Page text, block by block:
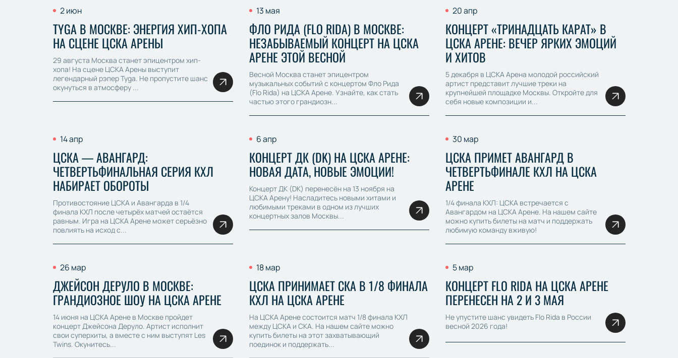
2 июн
TYGA В МОСКВЕ: ЭНЕРГИЯ ХИП-ХОПА
НА СЦЕНЕ ЦСКА АРЕНЫ
29 августа Москва станет эпицентром хип-
хопа! На сцене ЦСКА Арены выступит
легендарный рэпер Tyga. Не пропустите шанс
окунуться в атмосферу ...
13 мая
ФЛО РИДА (FLO RIDA) В МОСКВЕ:
НЕЗАБЫВАЕМЫЙ КОНЦЕРТ НА ЦСКА
АРЕНЕ ЭТОЙ ВЕСНОЙ
Весной Москва станет эпицентром
музыкальных событий с концертом Фло Рида
(Flo Rida) на ЦСКА Арене. Узнайте, как стать
частью этого грандиозн...
20 апр
КОНЦЕРТ «ТРИНАДЦАТЬ КАРАТ» В
ЦСКА АРЕНЕ: ВЕЧЕР ЯРКИХ ЭМОЦИЙ
И ХИТОВ
5 декабря в ЦСКА Арена молодой российский
артист представит лучшие треки на
крупнейшей площадке Москвы. Откройте для
себя новые композиции и...
14 апр
ЦСКА — АВАНГАРД:
ЧЕТВЕРТЬФИНАЛЬНАЯ СЕРИЯ КХЛ
НАБИРАЕТ ОБОРОТЫ
Противостояние ЦСКА и Авангарда в 1/4
финала КХЛ после четырёх матчей остаётся
равным. Игра на ЦСКА Арене может серьёзно
повлиять на исход с...
6 апр
КОНЦЕРТ ДК (DK) НА ЦСКА АРЕНЕ:
НОВАЯ ДАТА, НОВЫЕ ЭМОЦИИ!
Концерт ДК (DK) перенесён на 13 ноября на
ЦСКА Арену! Насладитесь новыми хитами и
любимыми треками в одном из лучших
концертных залов Москвы...
30 мар
ЦСКА ПРИМЕТ АВАНГАРД В
ЧЕТВЕРТЬФИНАЛЕ КХЛ НА ЦСКА
АРЕНЕ
1/4 финала КХЛ: ЦСКА встречается с
Авангардом на ЦСКА Арене. На нашем сайте
можно купить билеты на матч и поддержать
любимую команду вживую!
26 мар
ДЖЕЙСОН ДЕРУЛО В МОСКВЕ:
ГРАНДИОЗНОЕ ШОУ НА ЦСКА АРЕНЕ
14 июня на ЦСКА Арене в Москве пройдет
концерт Джейсона Деруло. Артист исполнит
свои суперхиты, а вместе с ним выступят Les
Twins. Окунитесь...
18 мар
ЦСКА ПРИНИМАЕТ СКА В 1/8 ФИНАЛА
КХЛ НА ЦСКА АРЕНЕ
На ЦСКА Арене состоится матч 1/8 финала КХЛ
между ЦСКА и СКА. На нашем сайте можно
купить билеты на этот захватывающий
поединок и поддержать...
5 мар
КОНЦЕРТ FLO RIDA НА ЦСКА АРЕНЕ
ПЕРЕНЕСЕН НА 2 И 3 МАЯ
Не упустите шанс увидеть Flo Rida в России
весной 2026 года!